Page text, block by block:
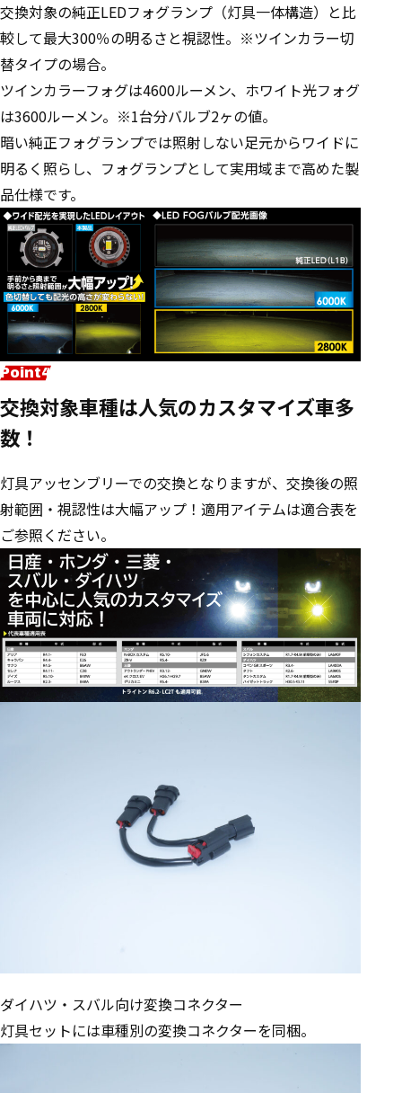
交換対象の純正LEDフォグランプ（灯具一体構造）と比
較して最大300％の明るさと視認性。※ツインカラー切
替タイプの場合。
ツインカラーフォグは4600ルーメン、ホワイト光フォグ
は3600ルーメン。※1台分バルブ2ヶの値。
暗い純正フォグランプでは照射しない足元からワイドに
明るく照らし、フォグランプとして実用域まで高めた製
品仕様です。
交換対象車種は人気のカスタマイズ車多
数！
灯具アッセンブリーでの交換となりますが、交換後の照
射範囲・視認性は大幅アップ！適用アイテムは適合表を
ご参照ください。
ダイハツ・スバル向け変換コネクター
灯具セットには車種別の変換コネクターを同梱。